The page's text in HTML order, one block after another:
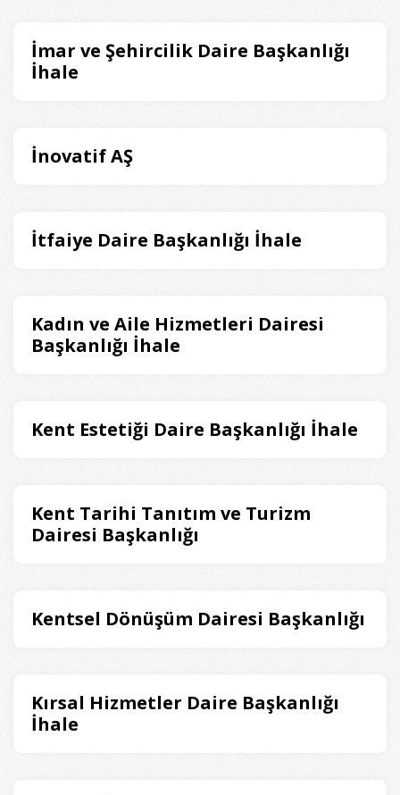
İmar ve Şehircilik Daire Başkanlığı
İhale
İnovatif AŞ
İtfaiye Daire Başkanlığı İhale
Kadın ve Aile Hizmetleri Dairesi
Başkanlığı İhale
Kent Estetiği Daire Başkanlığı İhale
Kent Tarihi Tanıtım ve Turizm
Dairesi Başkanlığı
Kentsel Dönüşüm Dairesi Başkanlığı
Kırsal Hizmetler Daire Başkanlığı
İhale